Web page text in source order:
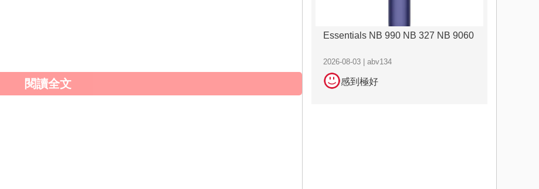
閱讀全文
Essentials NB 990 NB 327 NB 9060
2026-08-03 | abv134
感到極好